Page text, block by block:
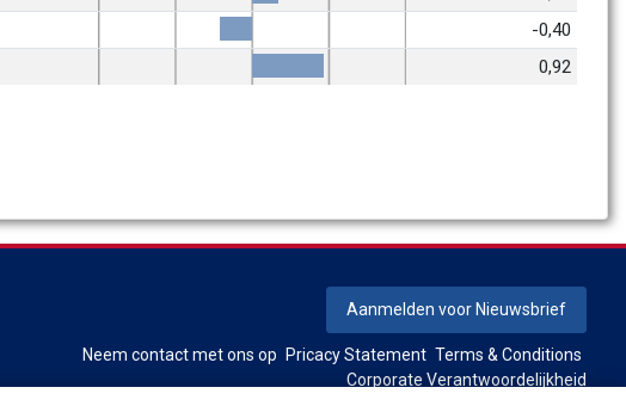
-0,40
0,92
Aanmelden voor Nieuwsbrief
Neem contact met ons op Pricacy Statement Terms & Conditions
Corporate Verantwoordelijkheid